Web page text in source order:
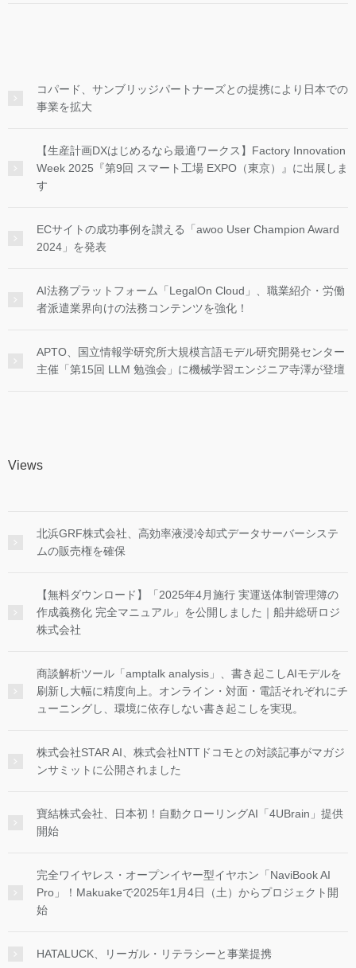
コパード、サンブリッジパートナーズとの提携により日本での
事業を拡大
【生産計画DXはじめるなら最適ワークス】Factory Innovation
Week 2025『第9回 スマート工場 EXPO（東京）』に出展しま
す
ECサイトの成功事例を讃える「awoo User Champion Award
2024」を発表
AI法務プラットフォーム「LegalOn Cloud」、職業紹介・労働
者派遣業界向けの法務コンテンツを強化！
APTO、国立情報学研究所大規模言語モデル研究開発センター
主催「第15回 LLM 勉強会」に機械学習エンジニア寺澤が登壇
Views
北浜GRF株式会社、高効率液浸冷却式データサーバーシステ
ムの販売権を確保
【無料ダウンロード】「2025年4月施行 実運送体制管理簿の
作成義務化 完全マニュアル」を公開しました｜船井総研ロジ
株式会社
商談解析ツール「amptalk analysis」、書き起こしAIモデルを
刷新し大幅に精度向上。オンライン・対面・電話それぞれにチ
ューニングし、環境に依存しない書き起こしを実現。
株式会社STAR AI、株式会社NTTドコモとの対談記事がマガジ
ンサミットに公開されました
寶結株式会社、日本初！自動クローリングAI「4UBrain」提供
開始
完全ワイヤレス・オープンイヤー型イヤホン「NaviBook AI
Pro」！Makuakeで2025年1月4日（土）からプロジェクト開
始
HATALUCK、リーガル・リテラシーと事業提携